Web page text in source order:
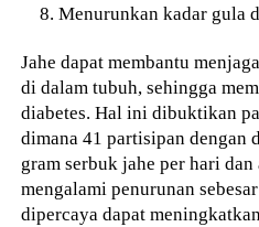
Menurunkan kadar gula
Jahe dapat membantu
di dalam tubuh, sehingga
diabetes. Hal ini dibuktikan
dimana 41 partisipan dengan
gram serbuk jahe per hari
mengalami penurunan
dipercaya dapat